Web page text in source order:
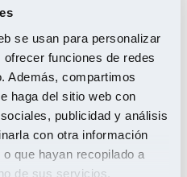
se usan para personalizar
funciones de redes
Además, compartimos
haga del sitio web con
publicidad y análisis
con otra información
que hayan recopilado a
de sus servicios.
Posts